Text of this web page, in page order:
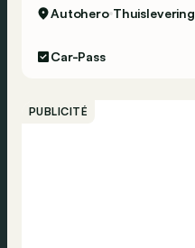
Autohero Thuislevering
Car-Pass
PUBLICITÉ